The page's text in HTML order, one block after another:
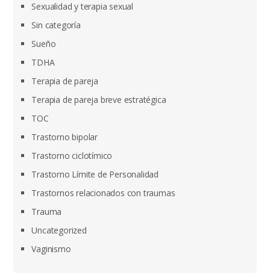
Sexualidad y terapia sexual
Sin categoría
Sueño
TDHA
Terapia de pareja
Terapia de pareja breve estratégica
TOC
Trastorno bipolar
Trastorno ciclotímico
Trastorno Límite de Personalidad
Trastornos relacionados con traumas
Trauma
Uncategorized
Vaginismo